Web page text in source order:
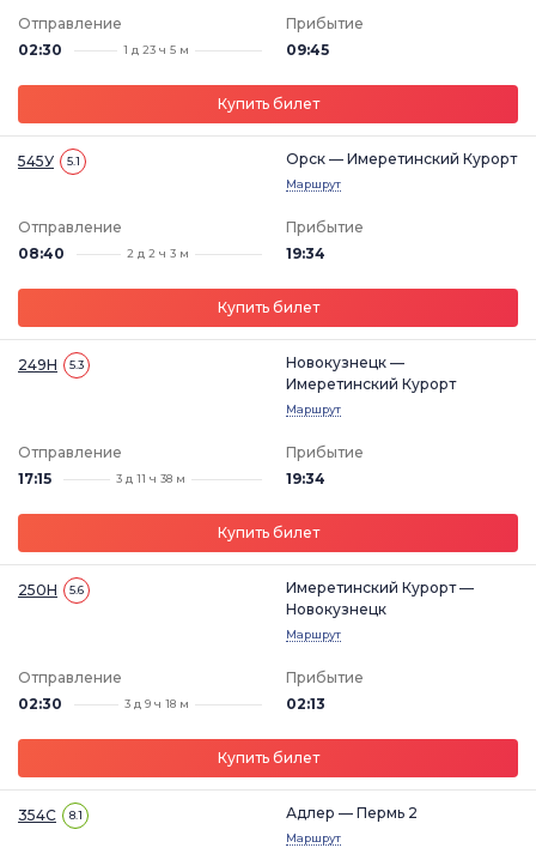
Отправление
02:30
1 д 23 ч 5 м
Прибытие
09:45
Купить билет
545У 5.1 Орск — Имеретинский Курорт
Маршрут
Отправление
08:40
2 д 2 ч 3 м
Прибытие
19:34
Купить билет
249Н 5.3
Новокузнецк —
Имеретинский Курорт
Маршрут
Отправление
17:15
3 д 11 ч 38 м
Прибытие
19:34
Купить билет
250Н 5.6
Имеретинский Курорт —
Новокузнецк
Маршрут
Отправление
02:30
3 д 9 ч 18 м
Прибытие
02:13
Купить билет
354С 8.1 Адлер — Пермь 2
Маршрут